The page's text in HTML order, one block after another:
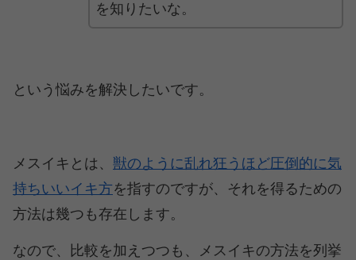
を知りたいな。
という悩みを解決したいです。
メスイキとは、 獣のように乱れ狂うほど圧倒的に気
持ちいいイキ方を指すのですが、それを得るための
方法は幾つも存在します。
なので、比較を加えつつも、メスイキの方法を列挙